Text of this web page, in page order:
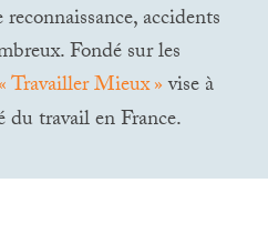
accidents
Fondé sur les
Travailler Mieux»vise à
du travail en France.